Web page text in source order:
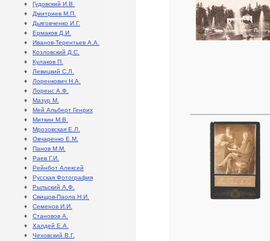
♦ Гудовский И.В.
♦ Дмитриев М.П.
♦ Дьяговченко И.Г.
♦ Ермаков Д.И.
♦ Иванов-Терентьев А.А.
♦ Козловский Д.С.
♦ Кулаков П.
♦ Левицкий С.Л.
♦ Лоренкович Н.А.
♦ Лоренс А.Ф.
♦ Мазур М.
♦ Мей Альберт Генрих
♦ Миткин М.В.
♦ Мрозовская Е.Л.
♦ Овчаренко Е.М.
♦ Панов М.М.
♦ Раев Г.И.
♦ Рейнбот Алексей
♦ Русская Фотография
♦ Рыльский А.Ф.
♦ Свищов-Паола Н.И.
♦ Семенов И.И.
♦ Становов А.
♦ Халдей Е.А.
♦ Чеховский В.Г.